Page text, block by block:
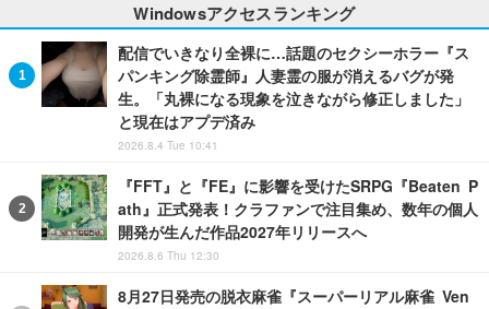
Windowsアクセスランキング
配信でいきなり全裸に…話題のセクシーホラー『ス
パンキング除霊師』人妻霊の服が消えるバグが発
生。「丸裸になる現象を泣きながら修正しました」
と現在はアプデ済み
2026.8.4 Tue 10:41
『FFT』と『FE』に影響を受けたSRPG『Beaten P
ath』正式発表！クラファンで注目集め、数年の個人
開発が生んだ作品2027年リリースへ
2026.8.6 Thu 12:30
8月27日発売の脱衣麻雀『スーパーリアル麻雀 Ven